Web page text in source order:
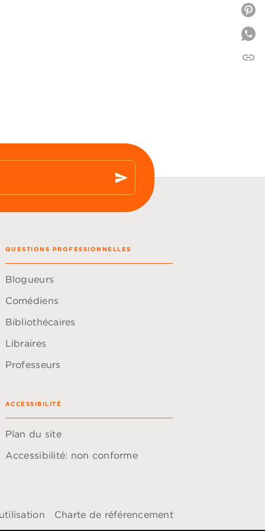
link
send
QUESTIONS PROFESSIONNELLES
Blogueurs
Comédiens
Bibliothécaires
Libraires
Professeurs
ACCESSIBILITÉ
Plan du site
Accessibilité: non conforme
Charte de référencement